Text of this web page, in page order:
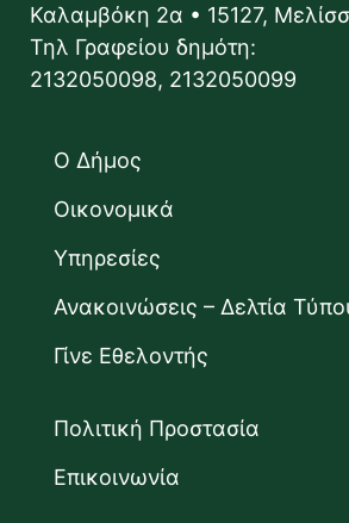
Καλαμβόκη 2α • 15127,
Τηλ Γραφείου δημότη:
2132050098, 2132050099
Ο Δήμος
Οικονομικά
Υπηρεσίες
Ανακοινώσεις – Δελτία
Γίνε Εθελοντής
Πολιτική Προστασία
Επικοινωνία